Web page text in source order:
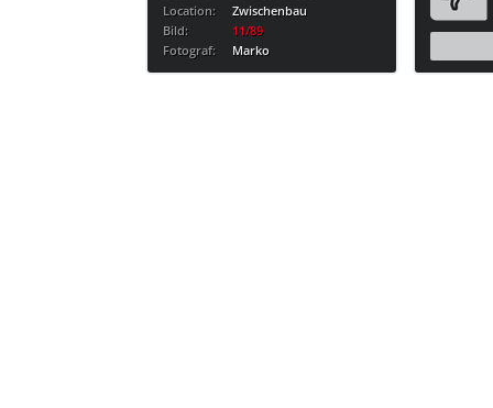
Location:
Zwischenbau
Bild:
11/89
Fotograf:
Marko